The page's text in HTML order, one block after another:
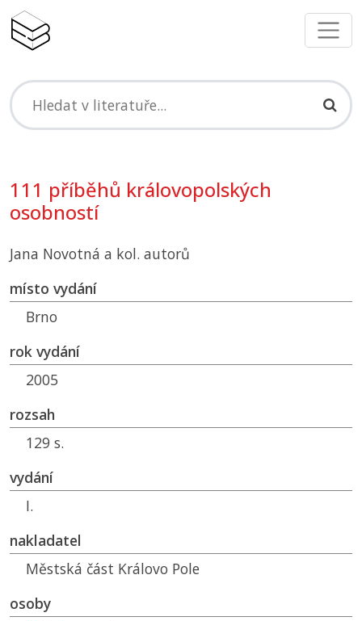
111 příběhů královopolských
osobností
Jana Novotná a kol. autorů
místo vydání
Brno
rok vydání
2005
rozsah
129 s.
vydání
I.
nakladatel
Městská část Královo Pole
osoby